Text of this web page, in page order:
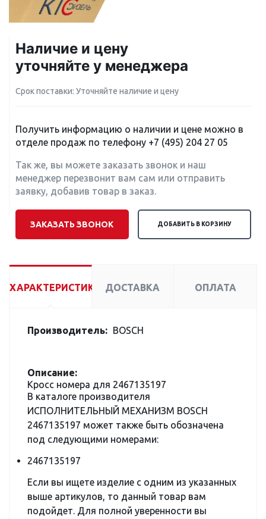
Наличие и цену
уточняйте у менеджера
Срок поставки: Уточняйте наличие и цену
Получить информацию о наличии и цене можно в
отделе продаж по телефону +7 (495) 204 27 05
Так же, вы можете заказать звонок и наш
менеджер перезвонит вам сам или отправить
заявку, добавив товар в заказ.
ЗАКАЗАТЬ ЗВОНОК ДОБАВИТЬ В КОРЗИНУ
ХАРАКТЕРИСТИКИ ДОСТАВКА ОПЛАТА
Производитель: BOSCH
Описание:
Кросс номера для 2467135197
В каталоге производителя
ИСПОЛНИТЕЛЬНЫЙ МЕХАНИЗМ BOSCH
2467135197 может также быть обозначена
под следующими номерами:
2467135197
Если вы ищете изделие с одним из указанных
выше артикулов, то данный товар вам
подойдет. Для полной уверенности вы